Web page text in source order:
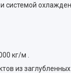
кг/м .
из